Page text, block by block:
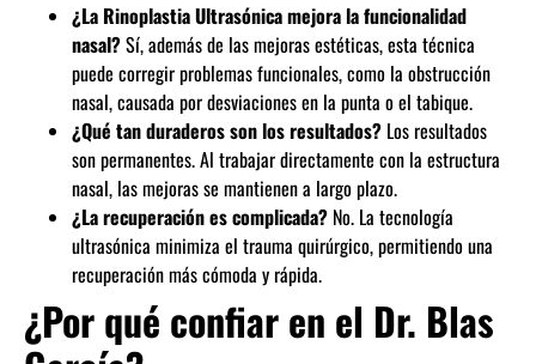
¿La Rinoplastia Ultrasónica mejora la funcionalidad
nasal?Sí, además de las mejoras estéticas, esta técnica
puede corregir problemas funcionales, como la obstrucción
nasal, causada por desviaciones en la punta o el tabique.
¿Qué tan duraderos son los resultados? Los resultados
son permanentes. Al trabajar directamente con la estructura
nasal, las mejoras se mantienen a largo plazo.
¿La recuperación es complicada? No. La tecnología
ultrasónica minimiza el trauma quirúrgico, permitiendo una
recuperación más cómoda y rápida.
¿Por qué confiar en el Dr. Blas